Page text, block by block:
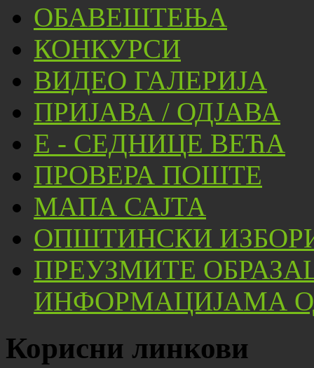
ОБАВЕШТЕЊА
КОНКУРСИ
ВИДЕО ГАЛЕРИЈА
ПРИЈАВА / ОДЈАВА
Е - СЕДНИЦЕ ВЕЋА
ПРОВЕРА ПОШТЕ
МАПА САЈТА
ОПШТИНСКИ
ПРЕУЗМИТЕ
ИНФОРМАЦИЈАМА
Корисни линкови